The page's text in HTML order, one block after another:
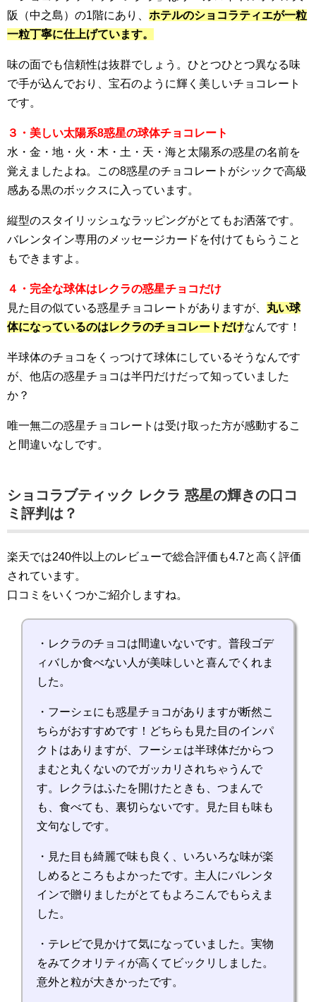
阪（中之島）の1階にあり、 ホテルのショコラティエが一粒
一粒丁寧に仕上げています。
味の面でも信頼性は抜群でしょう。ひとつひとつ異なる味
で手が込んでおり、宝石のように輝く美しいチョコレート
です。
３・美しい太陽系8惑星の球体チョコレート
水・金・地・火・木・土・天・海と太陽系の惑星の名前を
覚えましたよね。この8惑星のチョコレートがシックで高級
感ある黒のボックスに入っています。
縦型のスタイリッシュなラッピングがとてもお洒落です。
バレンタイン専用のメッセージカードを付けてもらうこと
もできますよ。
４・完全な球体はレクラの惑星チョコだけ
見た目の似ている惑星チョコレートがありますが、 丸い球
体になっているのはレクラのチョコレートだけなんです！
半球体のチョコをくっつけて球体にしているそうなんです
が、他店の惑星チョコは半円だけだって知っていました
か？
唯一無二の惑星チョコレートは受け取った方が感動するこ
と間違いなしです。
ショコラブティック レクラ 惑星の輝きの口コ
ミ評判は？
楽天では240件以上のレビューで総合評価も4.7と高く評価
されています。
口コミをいくつかご紹介しますね。
・レクラのチョコは間違いないです。普段ゴデ
ィバしか食べない人が美味しいと喜んでくれま
した。
・フーシェにも惑星チョコがありますが断然こ
ちらがおすすめです！どちらも見た目のインパ
クトはありますが、フーシェは半球体だからつ
まむと丸くないのでガッカリされちゃうんで
す。レクラはふたを開けたときも、つまんで
も、食べても、裏切らないです。見た目も味も
文句なしです。
・見た目も綺麗で味も良く、いろいろな味が楽
しめるところもよかったです。主人にバレンタ
インで贈りましたがとてもよろこんでもらえま
した。
・テレビで見かけて気になっていました。実物
をみてクオリティが高くてビックリしました。
意外と粒が大きかったです。